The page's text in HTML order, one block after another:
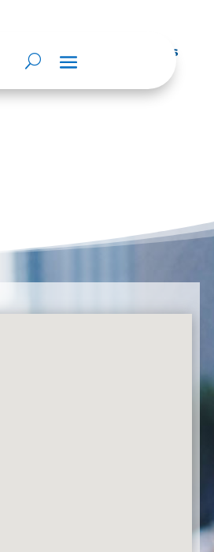
vigentes exigidos
control o auditoría